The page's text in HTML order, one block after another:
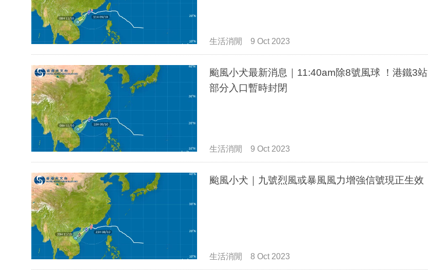
生活消閒 9 Oct 2023
颱風小犬最新消息｜11:40am除8號風球 ！港鐵3站
部分入口暫時封閉
生活消閒 9 Oct 2023
颱風小犬｜九號烈風或暴風風力增強信號現正生效
生活消閒 8 Oct 2023